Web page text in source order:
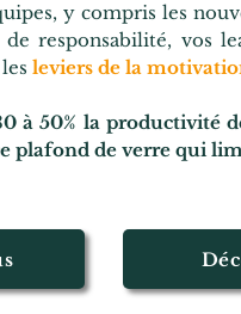
y compris les
responsabilité, vos
leviers de la
à 50% la productivité
plafond de verre qui